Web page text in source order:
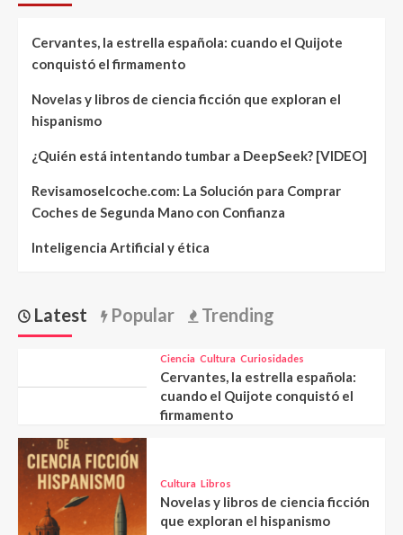
Cervantes, la estrella española: cuando el Quijote
conquistó el firmamento
Novelas y libros de ciencia ficción que exploran el
hispanismo
¿Quién está intentando tumbar a DeepSeek? [VIDEO]
Revisamoselcoche.com: La Solución para Comprar
Coches de Segunda Mano con Confianza
Inteligencia Artificial y ética
Latest Popular Trending
Ciencia Cultura Curiosidades
Cervantes, la estrella española:
cuando el Quijote conquistó el
firmamento
Cultura Libros
Novelas y libros de ciencia ficción
que exploran el hispanismo